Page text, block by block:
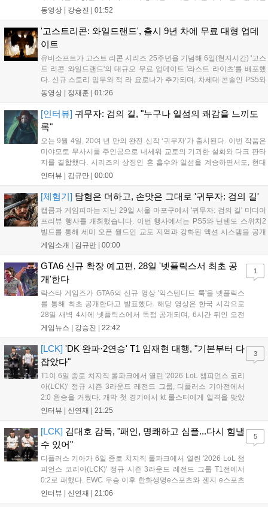
플레이 영상 공개를 시작으로 10일 시즌4 트레일러를 선보이며, 11일 시
론의 대립이 본격화될 전망이다....
동영상 | 강승진 | 01:52
'고스트리콘: 와일드랜드', 출시 9년 차에 무료 대형 업데
이트
유비소프트가 고스트 리콘 시리즈 25주년을 기념해 6일(현지시간) '고스
트 리콘 와일드랜드'의 대규모 무료 업데이트 '라스트 라이츠'를 배포했
다. 신규 스토리 임무와 적 라 요로나가 추가되며, 차세대 콘솔인 PS5와
Xbox Series X|S에서 4K 60FPS를 지원한다. 또한 편의성 개선과 함께
리를 제공한다....
동영상 | 정재훈 | 01:26
[인터뷰] 귀무자: 검의 길, "누구나 일섬의 쾌감을 느끼도
록"
오는 9월 4일, 20여 년 만의 완전 신작 ‘귀무자’가 출시된다. 이번 작품은
미야모토 무사시를 주인공으로 내세워 교토의 기괴한 설화와 다크 판타
지를 결합했다. 시리즈의 상징인 혼 흡수와 일섬을 계승하면서도, 현대
적인 검극 액션과 '무너뜨리기 일섬'을 더해 전투의 깊이를 더했다. 개발
하고자 했으며, 실제 검술 전문가의 모션 캡처를 통해 리얼리티를 극대
다르지만, 특유의 통쾌한 손맛과 다크 판타지 분위기를 충실히 담아내어
시리즈 팬과 신규 이용자 모두에게 새로운 재미를 선사할 예정이다....
인터뷰 | 김규만 | 00:00
[체험기] 탐험은 더하고, 손맛은 그대로 '귀무자: 검의 길'
캡콤과 게임피아는 지난 29일 서울 마포구에서 '귀무자: 검의 길' 미디어
프리뷰 행사를 개최했습니다. 이번 행사에서는 PS5와 닌텐도 스위치2
빌드를 통해 세미 오픈 월드인 교토 지역과 강화된 액션 시스템을 공개
했습니다. 주인공 미야모토 무사시가 오니를 정화하는 과정을 담았으며,
탄탄한 게임성을 선보여 기대감을 높였습니다....
게임소개 | 김규만 | 00:00
GTA6 신규 확장 예고편, 28일 '넷플릭스서 최초 공
개'한다
락스타 게임즈가 GTA6의 신규 영상 '익스텐디드 룩'을 넷플릭스
를 통해 최초 공개한다고 발표했다. 해당 영상은 한국 시각으로
28일 새벽 4시에 넷플릭스에서 독점 공개되며, 6시간 뒤인 오전
10시부터 공식 유튜브와 홈페이지에서도 확인할 수 있다. 기존보
이례적인 협업이 향후 게임 마케팅 방식에 어떤 변화를 가져올지
전 세계 팬들의 이목이 쏠리고 있다....
게임뉴스 | 강승진 | 22:42
1
[LCK] 'DK 완파·2연승' T1 임재현 대행, "기본부터 다
잡았다"
T1이 6일 종로 치지직 롤파크에서 열린 '2026 LoL 챔피언스 코리
아(LCK)' 정규 시즌 3라운드 레전드 그룹, 디플러스 기아전에서
2:0 완승을 거뒀다. 개막 첫 경기에서 kt 롤스터에게 일격을 맞았
지만, 젠지 e스포츠의 홈 경기에서 원정 승리를 챙기며 분위기를
한 모습이었다. 다음은...
인터뷰 | 신연재 | 21:25
3
[LCK] 김대호 감독, "패인, 명쾌하고 심플...다시 힘낼
수 있어"
디플러스 기아가 6일 종로 치지직 롤파크에서 열린 '2026 LoL 챔
피언스 코리아(LCK)' 정규 시즌 3라운드 레전드 그룹 T1전에서
0:2로 패했다. EWC 우승 이후 한화생명e스포츠와 젠지 e스포츠
를 잡아내며 기세를 끌어올렸지만, 경기력이 제 궤도에 오른 T1은
인터뷰 | 신연재 | 21:06
5